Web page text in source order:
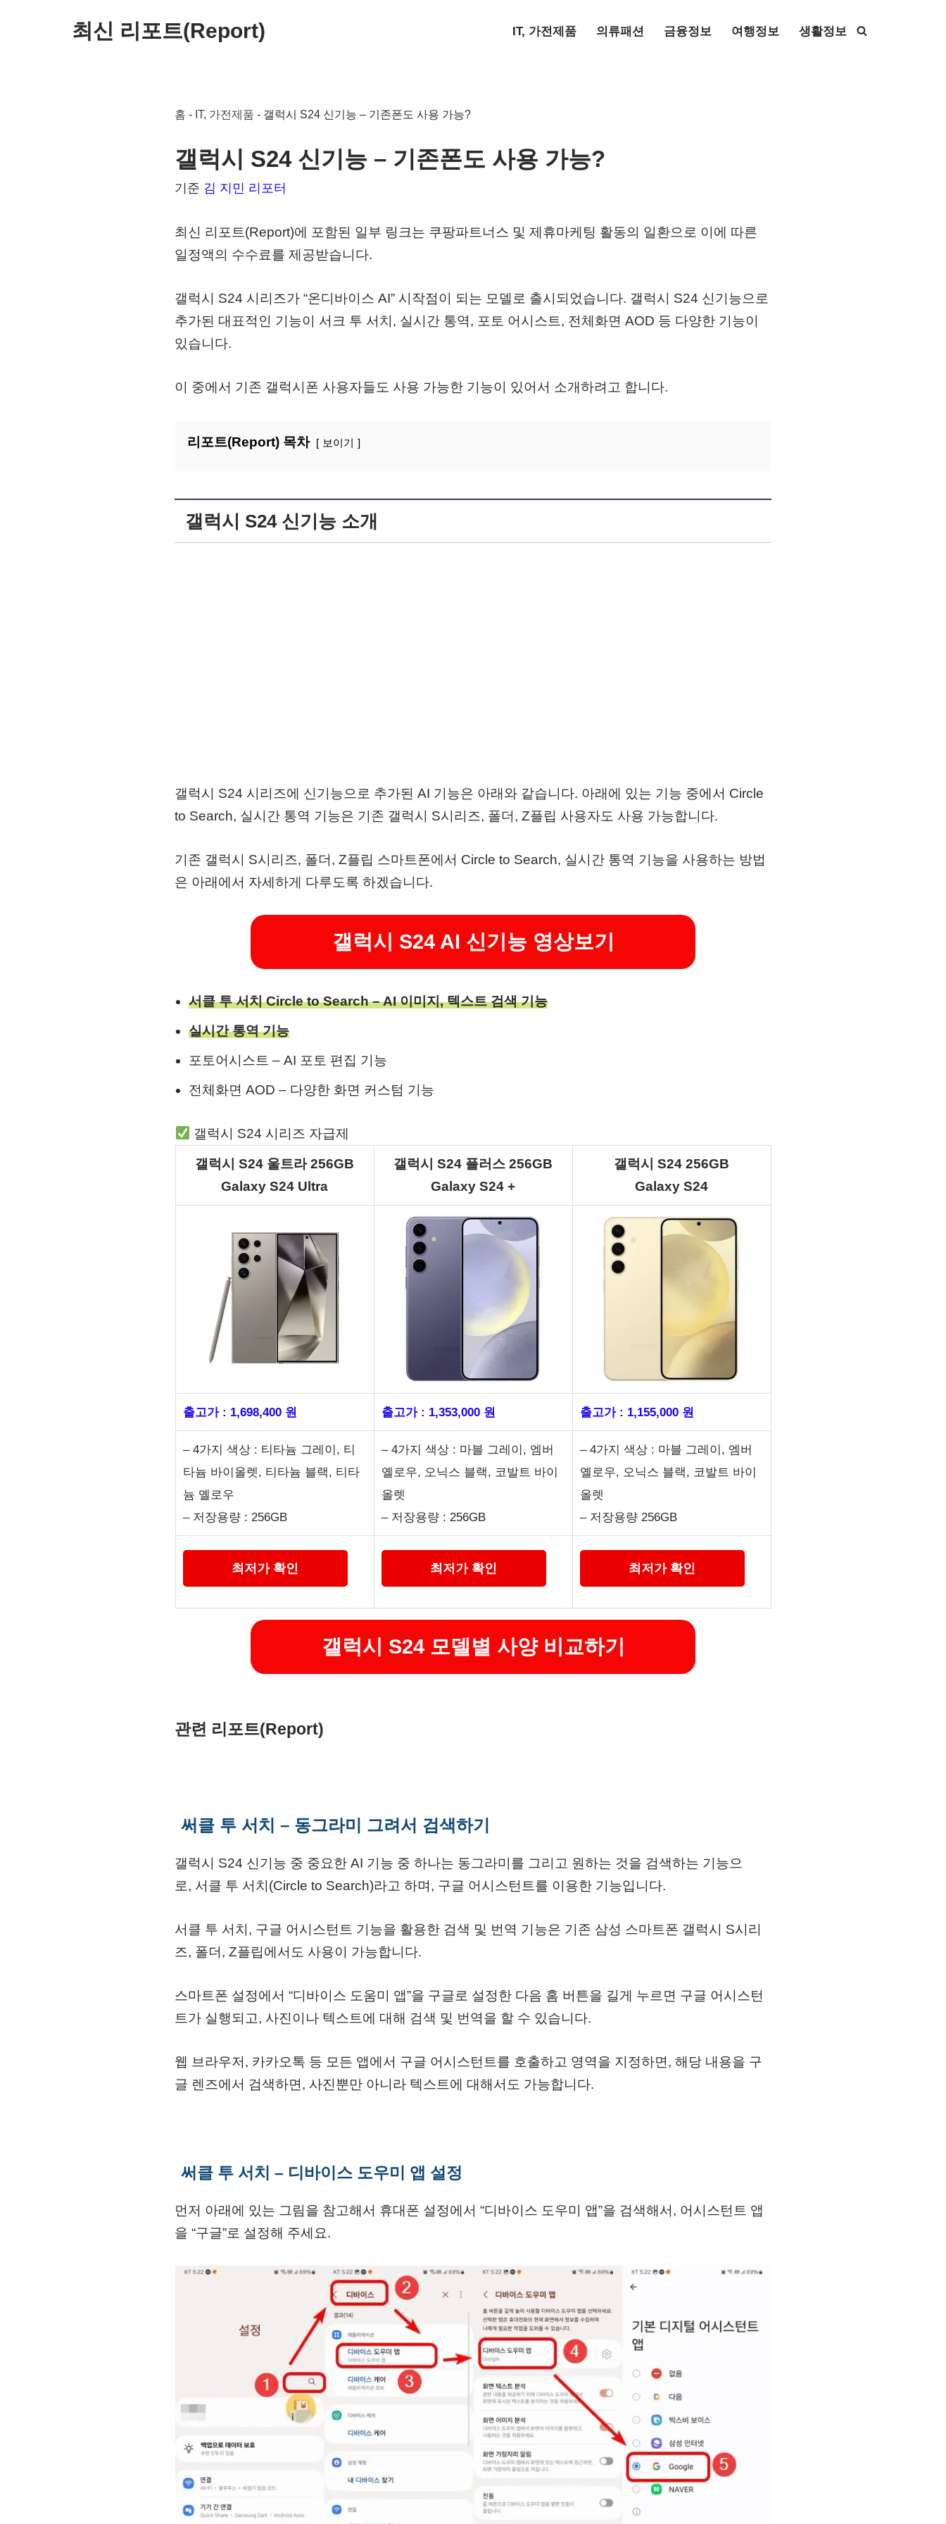
최신 리포트(Report) IT, 가전제품 의류패션 금융정보 여행정보 생활정보
홈 - IT, 가전제품 - 갤럭시 S24 신기능 – 기존폰도 사용 가능?
갤럭시 S24 신기능 – 기존폰도 사용 가능?
기준 김 지민 리포터
최신 리포트(Report)에 포함된 일부 링크는 쿠팡파트너스 및 제휴마케팅 활동의 일환으로 이에 따른
일정액의 수수료를 제공받습니다.
갤럭시 S24 시리즈가 “온디바이스 AI” 시작점이 되는 모델로 출시되었습니다. 갤럭시 S24 신기능으로
추가된 대표적인 기능이 서크 투 서치, 실시간 통역, 포토 어시스트, 전체화면 AOD 등 다양한 기능이
있습니다.
이 중에서 기존 갤럭시폰 사용자들도 사용 가능한 기능이 있어서 소개하려고 합니다.
리포트(Report) 목차 보이기
갤럭시 S24 신기능 소개
갤럭시 S24 시리즈에 신기능으로 추가된 AI 기능은 아래와 같습니다. 아래에 있는 기능 중에서 Circle
to Search, 실시간 통역 기능은 기존 갤럭시 S시리즈, 폴더, Z플립 사용자도 사용 가능합니다.
기존 갤럭시 S시리즈, 폴더, Z플립 스마트폰에서 Circle to Search, 실시간 통역 기능을 사용하는 방법
은 아래에서 자세하게 다루도록 하겠습니다.
갤럭시 S24 AI 신기능 영상보기
서클 투 서치 Circle to Search – AI 이미지, 텍스트 검색 기능
실시간 통역 기능
포토어시스트 – AI 포토 편집 기능
전체화면 AOD – 다양한 화면 커스텀 기능
갤럭시 S24 시리즈 자급제
갤럭시 S24 울트라 256GB
Galaxy S24 Ultra
갤럭시 S24 플러스 256GB
Galaxy S24 +
갤럭시 S24 256GB
Galaxy S24
출고가 : 1,698,400 원 출고가 : 1,353,000 원 출고가 : 1,155,000 원
– 4가지 색상 : 티타늄 그레이, 티
타늄 바이올렛, 티타늄 블랙, 티타
늄 옐로우
– 저장용량 : 256GB
– 4가지 색상 : 마블 그레이, 엠버
옐로우, 오닉스 블랙, 코발트 바이
올렛
– 저장용량 : 256GB
– 4가지 색상 : 마블 그레이, 엠버
옐로우, 오닉스 블랙, 코발트 바이
올렛
– 저장용량 256GB
최저가 확인 최저가 확인 최저가 확인
갤럭시 S24 모델별 사양 비교하기
관련 리포트(Report)
써클 투 서치 – 동그라미 그려서 검색하기
갤럭시 S24 신기능 중 중요한 AI 기능 중 하나는 동그라미를 그리고 원하는 것을 검색하는 기능으
로, 서클 투 서치(Circle to Search)라고 하며, 구글 어시스턴트를 이용한 기능입니다.
서클 투 서치, 구글 어시스턴트 기능을 활용한 검색 및 번역 기능은 기존 삼성 스마트폰 갤럭시 S시리
즈, 폴더, Z플립에서도 사용이 가능합니다.
스마트폰 설정에서 “디바이스 도움미 앱”을 구글로 설정한 다음 홈 버튼을 길게 누르면 구글 어시스턴
트가 실행되고, 사진이나 텍스트에 대해 검색 및 번역을 할 수 있습니다.
웹 브라우저, 카카오톡 등 모든 앱에서 구글 어시스턴트를 호출하고 영역을 지정하면, 해당 내용을 구
글 렌즈에서 검색하면, 사진뿐만 아니라 텍스트에 대해서도 가능합니다.
써클 투 서치 – 디바이스 도우미 앱 설정
먼저 아래에 있는 그림을 참고해서 휴대폰 설정에서 “디바이스 도우미 앱”을 검색해서, 어시스턴트 앱
을 “구글”로 설정해 주세요.